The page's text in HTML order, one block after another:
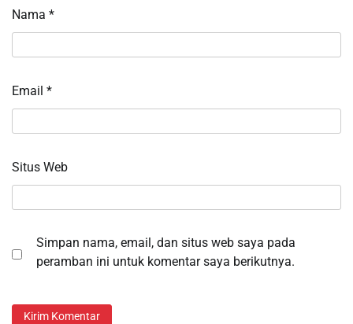
Nama *
Email *
Situs Web
Simpan nama, email, dan situs web saya pada
peramban ini untuk komentar saya berikutnya.